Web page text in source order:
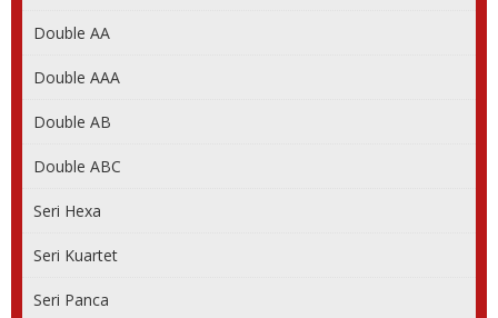
Double AA
Double AAA
Double AB
Double ABC
Seri Hexa
Seri Kuartet
Seri Panca